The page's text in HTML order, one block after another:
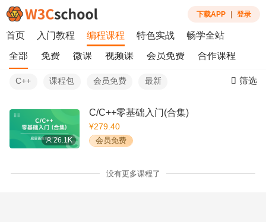
下载APP 登录
首页 入门教程 编程课程 特色实战 畅学全站
全部 免费 微课 视频课 会员免费 合作课程
C++ 课程包 会员免费 最新 筛选
26.1K
C/C++零基础入门(合集)
¥279.40
会员免费
没有更多课程了